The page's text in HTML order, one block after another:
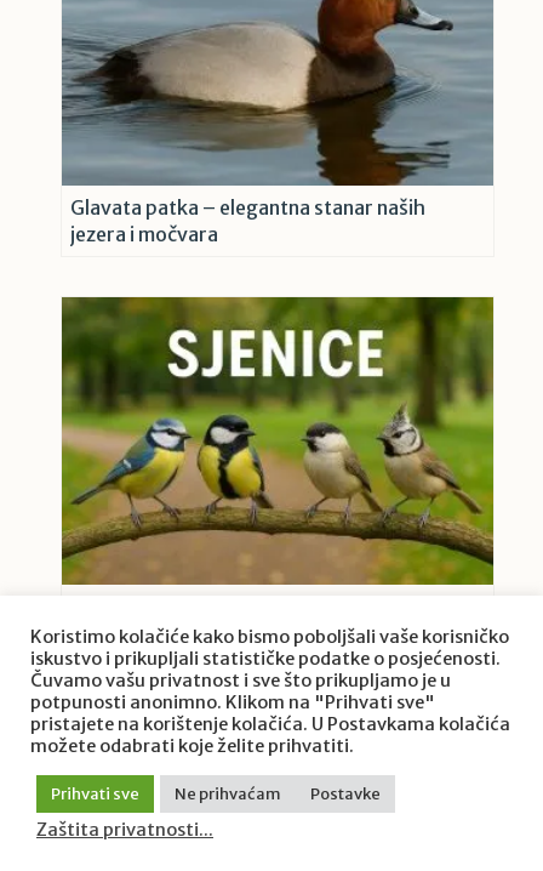
Glavata patka – elegantna stanar naših
jezera i močvara
vrtova i šuma
Koristimo kolačiće kako bismo poboljšali vaše korisničko
iskustvo i prikupljali statističke podatke o posjećenosti.
Čuvamo vašu privatnost i sve što prikupljamo je u
potpunosti anonimno. Klikom na "Prihvati sve"
pristajete na korištenje kolačića. U Postavkama kolačića
možete odabrati koje želite prihvatiti.
Prihvati sve Ne prihvaćam Postavke
Zaštita privatnosti...